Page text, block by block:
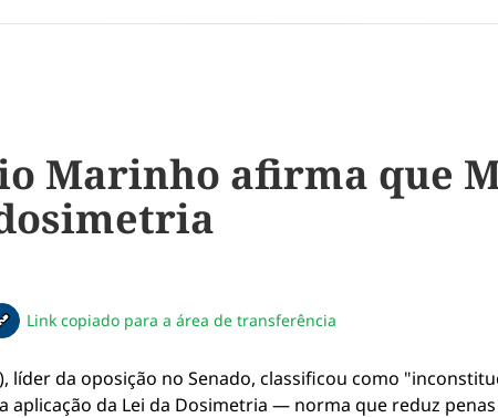
Marinho afirma que
facebook
no twitter
pelo email
Copiar link da notícia
Link copiado para a área de transferência
líder da oposição no Senado, classificou como
aplicação da Lei da Dosimetria — norma que reduz